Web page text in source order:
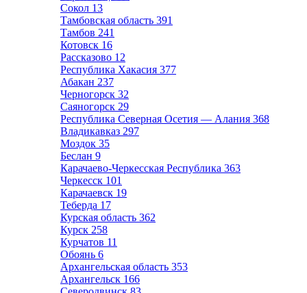
Сокол 13
Тамбовская область 391
Тамбов 241
Котовск 16
Рассказово 12
Республика Хакасия 377
Абакан 237
Черногорск 32
Саяногорск 29
Республика Северная Осетия — Алания 368
Владикавказ 297
Моздок 35
Беслан 9
Карачаево-Черкесская Республика 363
Черкесск 101
Карачаевск 19
Теберда 17
Курская область 362
Курск 258
Курчатов 11
Обоянь 6
Архангельская область 353
Архангельск 166